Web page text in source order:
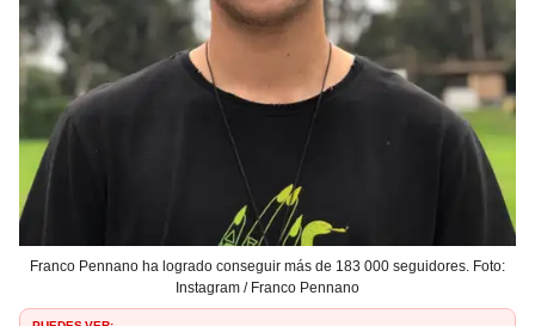
Franco Pennano ha logrado conseguir más de 183 000 seguidores. Foto:
Instagram / Franco Pennano